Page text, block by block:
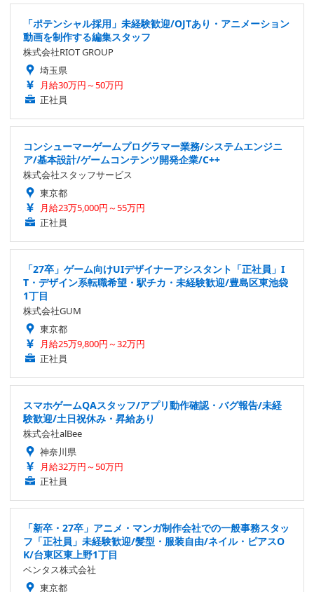
「ポテンシャル採用」未経験歓迎/OJTあり・アニメーション
動画を制作する編集スタッフ
株式会社RIOT GROUP
埼玉県
月給30万円～50万円
正社員
コンシューマーゲームプログラマー業務/システムエンジニ
ア/基本設計/ゲームコンテンツ開発企業/C++
株式会社スタッフサービス
東京都
月給23万5,000円～55万円
正社員
「27卒」ゲーム向けUIデザイナーアシスタント「正社員」I
T・デザイン系転職希望・駅チカ・未経験歓迎/豊島区東池袋
1丁目
株式会社GUM
東京都
月給25万9,800円～32万円
正社員
スマホゲームQAスタッフ/アプリ動作確認・バグ報告/未経
験歓迎/土日祝休み・昇給あり
株式会社alBee
神奈川県
月給32万円～50万円
正社員
「新卒・27卒」アニメ・マンガ制作会社での一般事務スタッ
フ「正社員」未経験歓迎/髪型・服装自由/ネイル・ピアスO
K/台東区東上野1丁目
ベンタス株式会社
東京都